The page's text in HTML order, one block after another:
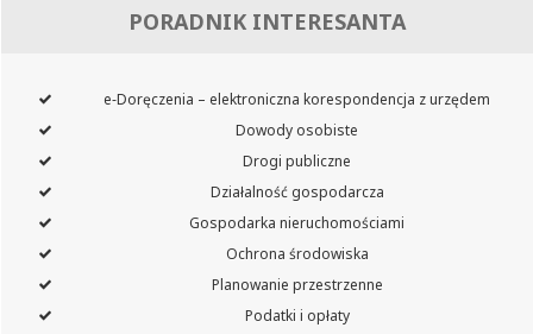
PORADNIK INTERESANTA
e‑Doręczenia – elektroniczna korespondencja z urzędem
Dowody osobiste
Drogi publiczne
Działalność gospodarcza
Gospodarka nieruchomościami
Ochrona środowiska
Planowanie przestrzenne
Podatki i opłaty